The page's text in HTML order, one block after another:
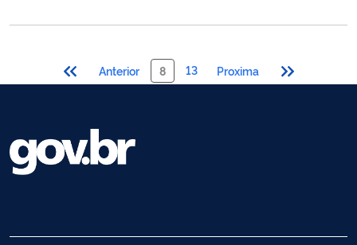
Anterior 8 13 Proxima